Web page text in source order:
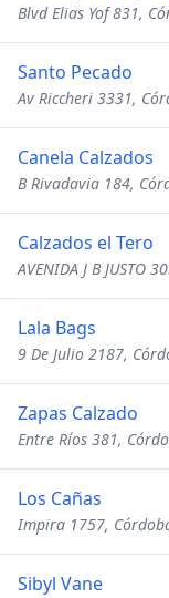
Blvd Elias Yof 831,
Santo Pecado
Av Riccheri 3331,
Canela Calzados
B Rivadavia 184,
Calzados el Tero
AVENIDA J B JUSTO
Lala Bags
9 De Julio 2187,
Zapas Calzado
Entre Ríos 381,
Los Cañas
Impira 1757,
Sibyl Vane